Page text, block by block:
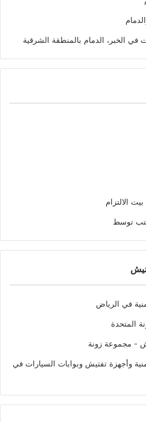
الخبر، الدمام بالمنطقة الشرقية
الالتزام
توسط
في الرياض
المتحدة
- مجموعة زونة
وأجهزة تفتيش وبوابات السيارات في